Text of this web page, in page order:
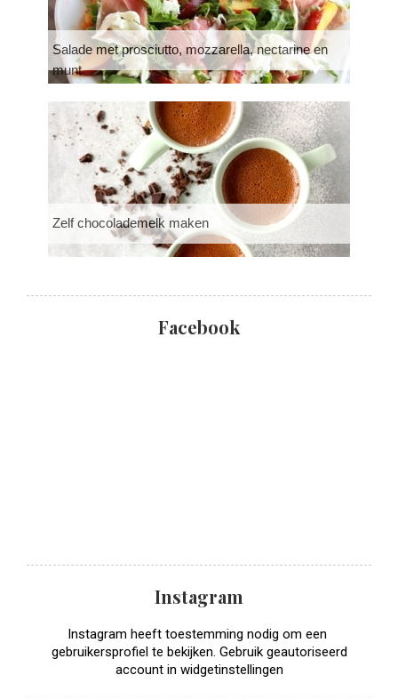
Salade met prosciutto, mozzarella, nectarine en
munt
Zelf chocolademelk maken
Facebook
Instagram
Instagram heeft toestemming nodig om een ​​
gebruikersprofiel te bekijken. Gebruik geautoriseerd
account in widgetinstellingen